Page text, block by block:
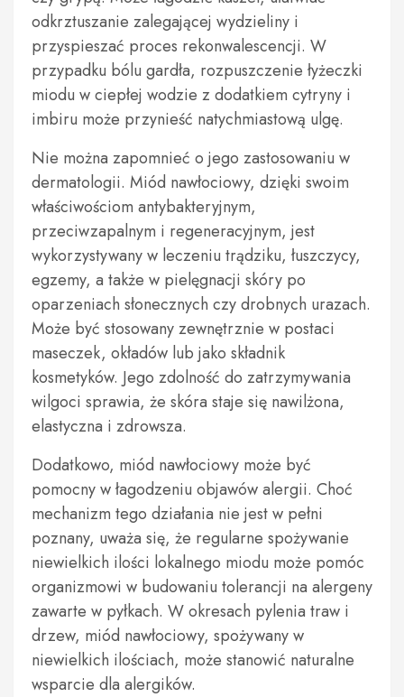
odkrztuszanie zalegającej wydzieliny i
przyspieszać proces rekonwalescencji. W
przypadku bólu gardła, rozpuszczenie łyżeczki
miodu w ciepłej wodzie z dodatkiem cytryny i
imbiru może przynieść natychmiastową ulgę.
Nie można zapomnieć o jego zastosowaniu w
dermatologii. Miód nawłociowy, dzięki swoim
właściwościom antybakteryjnym,
przeciwzapalnym i regeneracyjnym, jest
wykorzystywany w leczeniu trądziku, łuszczycy,
egzemy, a także w pielęgnacji skóry po
oparzeniach słonecznych czy drobnych urazach.
Może być stosowany zewnętrznie w postaci
maseczek, okładów lub jako składnik
kosmetyków. Jego zdolność do zatrzymywania
wilgoci sprawia, że skóra staje się nawilżona,
elastyczna i zdrowsza.
Dodatkowo, miód nawłociowy może być
pomocny w łagodzeniu objawów alergii. Choć
mechanizm tego działania nie jest w pełni
poznany, uważa się, że regularne spożywanie
niewielkich ilości lokalnego miodu może pomóc
organizmowi w budowaniu tolerancji na alergeny
zawarte w pyłkach. W okresach pylenia traw i
drzew, miód nawłociowy, spożywany w
niewielkich ilościach, może stanowić naturalne
wsparcie dla alergików.